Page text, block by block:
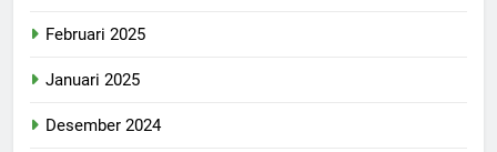
Februari 2025
Januari 2025
Desember 2024